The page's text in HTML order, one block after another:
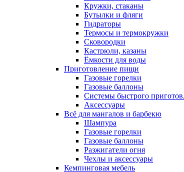
Кружки, стаканы
Бутылки и фляги
Гидраторы
Термосы и термокружки
Сковородки
Кастрюли, казаны
Ёмкости для воды
Приготовление пищи
Газовые горелки
Газовые баллоны
Системы быстрого
Аксессуары
Всё для мангалов и барбекю
Шампура
Газовые горелки
Газовые баллоны
Разжигатели огня
Чехлы и аксессуары
Кемпинговая мебель